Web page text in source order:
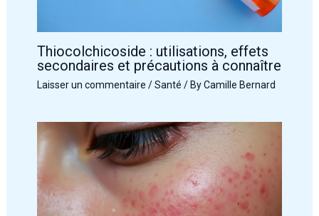
Thiocolchicoside : utilisations, effets
secondaires et précautions à connaître
Laisser un commentaire /Santé / ByCamille Bernard